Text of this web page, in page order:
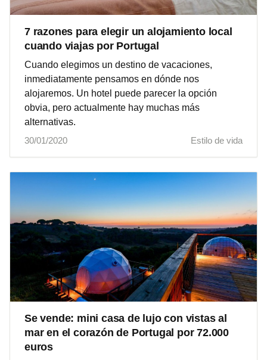
7 razones para elegir un alojamiento local
cuando viajas por Portugal
Cuando elegimos un destino de vacaciones,
inmediatamente pensamos en dónde nos
alojaremos. Un hotel puede parecer la opción
obvia, pero actualmente hay muchas más
alternativas.
30/01/2020
Estilo de vida
Se vende: mini casa de lujo con vistas al
mar en el corazón de Portugal por 72.000
euros